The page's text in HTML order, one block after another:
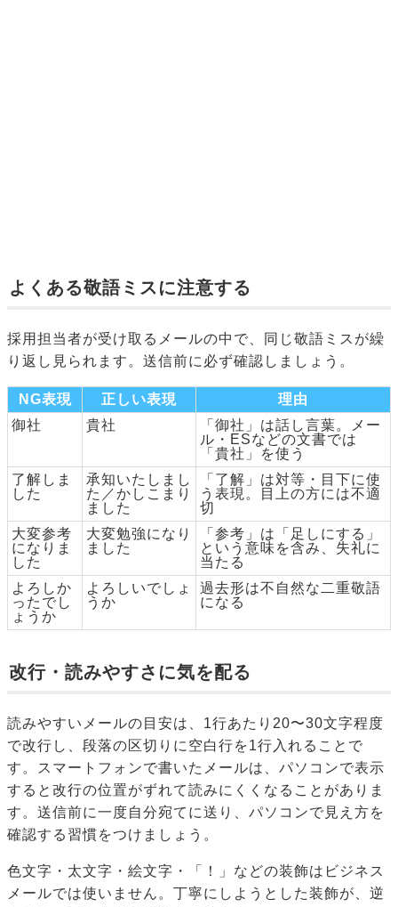
よくある敬語ミスに注意する
採用担当者が受け取るメールの中で、同じ敬語ミスが繰
り返し見られます。送信前に必ず確認しましょう。
NG表現 正しい表現
理由
御社
貴社
「御社」は話し言葉。メー
ル・ESなどの文書では
「貴社」を使う
了解しま
した
承知いたしまし
た／かしこまり
ました
「了解」は対等・目下に使
う表現。目上の方には不適
切
大変参考
になりま
した
大変勉強になり
ました
「参考」は「足しにする」
という意味を含み、失礼に
当たる
よろしか
ったでし
ょうか
よろしいでしょ
うか
過去形は不自然な二重敬語
になる
改行・読みやすさに気を配る
読みやすいメールの目安は、1行あたり20〜30文字程度
で改行し、段落の区切りに空白行を1行入れることで
す。スマートフォンで書いたメールは、パソコンで表示
すると改行の位置がずれて読みにくくなることがありま
す。送信前に一度自分宛てに送り、パソコンで見え方を
確認する習慣をつけましょう。
色文字・太文字・絵文字・「！」などの装飾はビジネス
メールでは使いません。丁寧にしようとした装飾が、逆